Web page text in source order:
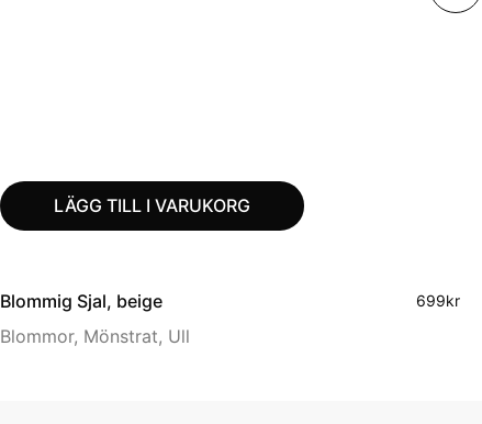
LÄGG TILL I VARUKORG
Blommig Sjal, beige 699kr
Blommor, Mönstrat, Ull